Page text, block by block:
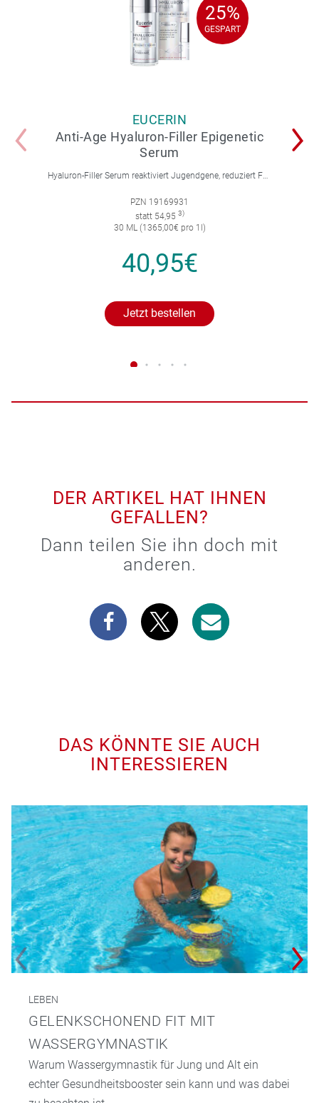
25%
GESPART
25%
GESPART
EUCERIN
Anti-Age Hyaluron-Filler Epigenetic
Serum
PZN 19169931
statt 54,95 3)
30 ML (1365,00€ pro 1l)
40,95€
Jetzt bestellen
DER ARTIKEL HAT IHNEN
GEFALLEN?
Dann teilen Sie ihn doch mit
anderen.
DAS KÖNNTE SIE AUCH
INTERESSIEREN
LEBEN
GELENKSCHONEND FIT MIT
WASSERGYMNASTIK
Warum Wassergymnastik für Jung und Alt ein
echter Gesundheitsbooster sein kann und was dabei